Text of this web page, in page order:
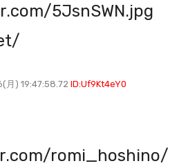
5JsnSWN.jpg
月) 19:47:58.72 ID:Uf9Kt4eY0
romi_hoshino/